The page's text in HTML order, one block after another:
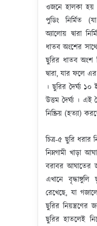
ওজনে হালকা
পুডিং নির্মিত
অ্যালোয় দ্বারা
ধাতব অংশের
ছুরির ধাতব অংশ
দ্বারা, যার ফলে
। ছুরির দৈর্ঘ্য
উত্তম দৈর্ঘ্য । এই
নিষ্ক্রিয় (হত্যা)
চিত্র-৫ ছুরি ধরার
নিম্নগামী খাড়া
বরাবর আঘাতের
এখানে
রেখেছে, যা
ছুরির নিয়ন্ত্রণের
ছুরির হাতলেই